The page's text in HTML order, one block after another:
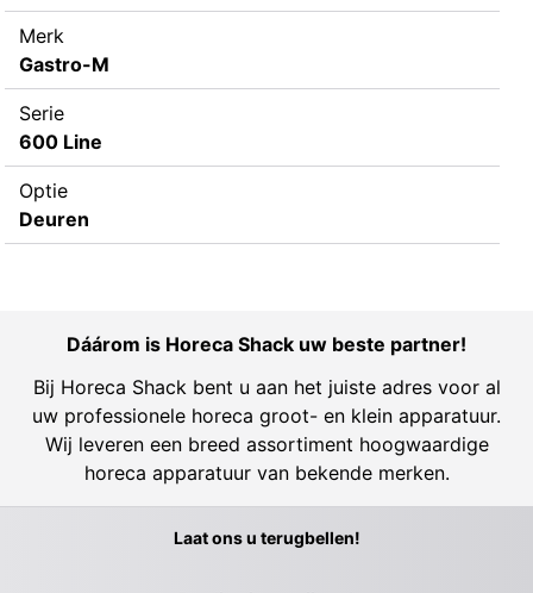
Merk
Gastro-M
Serie
600 Line
Optie
Deuren
Dáárom is Horeca Shack uw beste partner!
Bij Horeca Shack bent u aan het juiste adres voor al
uw professionele horeca groot- en klein apparatuur.
Wij leveren een breed assortiment hoogwaardige
horeca apparatuur van bekende merken.
Laat ons u terugbellen!